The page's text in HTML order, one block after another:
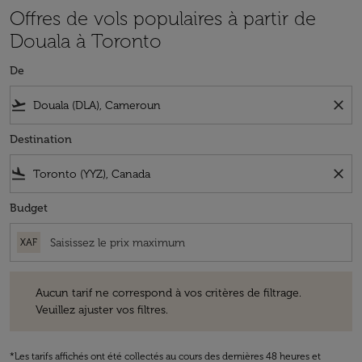
Offres de vols populaires à partir de
Douala à Toronto
De
flight_takeoff close
Destination
flight_land close
Budget
XAF
Aucun tarif ne correspond à vos critères de filtrage.
Veuillez ajuster vos filtres.
*Les tarifs affichés ont été collectés au cours des dernières 48 heures et